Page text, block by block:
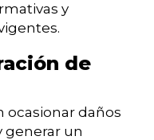
y
de
ocasionar daños
generar un